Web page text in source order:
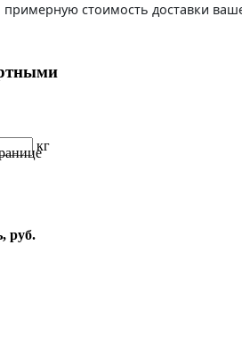
стоимость доставки